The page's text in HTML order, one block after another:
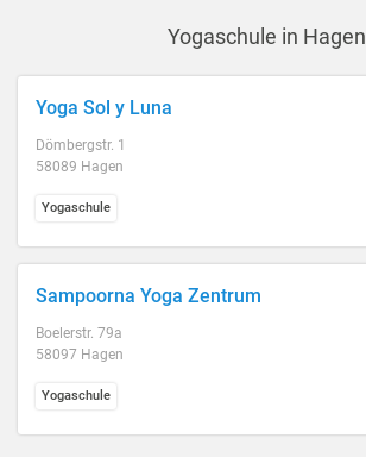
Yogaschule in Hagen
Yoga Sol y Luna
Dömbergstr. 1
58089 Hagen
Yogaschule
Sampoorna Yoga Zentrum
Boelerstr. 79a
58097 Hagen
Yogaschule